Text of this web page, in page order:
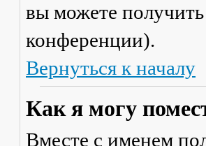
вы можете
конференции).
Вернуться к началу
Как я могу
Вместе с именем